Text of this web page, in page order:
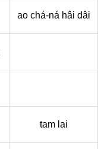
ao chá-ná hâi dâi
tam lai